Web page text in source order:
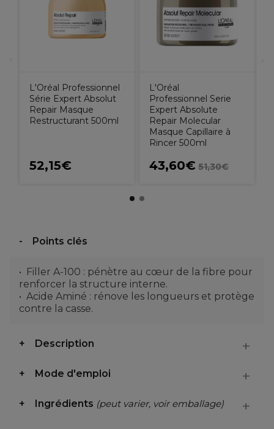
L'Oréal Professionnel
Série Expert Absolut
Repair Masque
Restructurant 500ml
52,15€
L'Oréal
Professionnel Serie
Expert Absolute
Repair Molecular
Masque Capillaire à
Rincer 500ml
43,60€ 51,30€
Points clés
Filler A-100 : pénètre au cœur de la fibre pour
renforcer la structure interne.
Acide Aminé : rénove les longueurs et protège
contre la casse.
Description
Mode d'emploi
Ingrédients (peut varier, voir emballage)